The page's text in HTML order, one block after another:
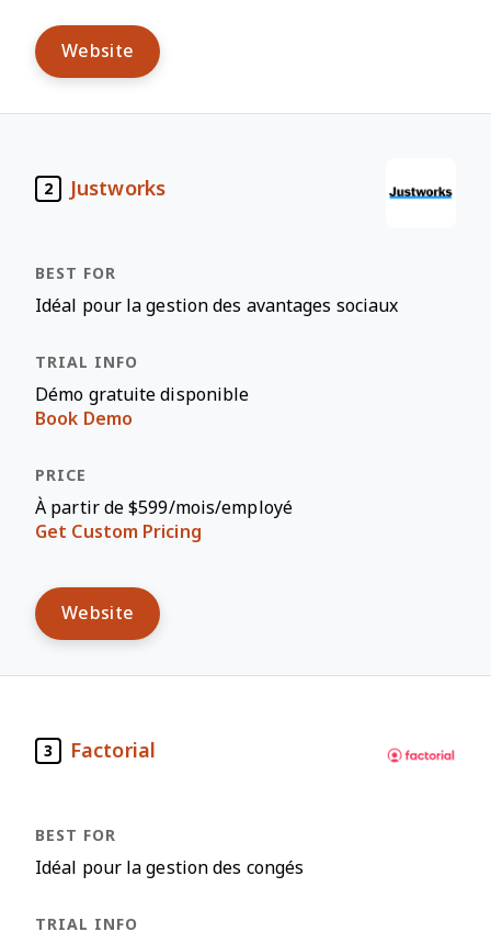
Website
2 Justworks
Idéal pour la gestion des avantages sociaux
Démo gratuite disponible
Book Demo
À partir de $599/mois/employé
Get Custom Pricing
Website
3 Factorial
Idéal pour la gestion des congés